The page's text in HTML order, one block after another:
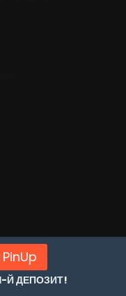
PinUp
Й ДЕПОЗИТ!